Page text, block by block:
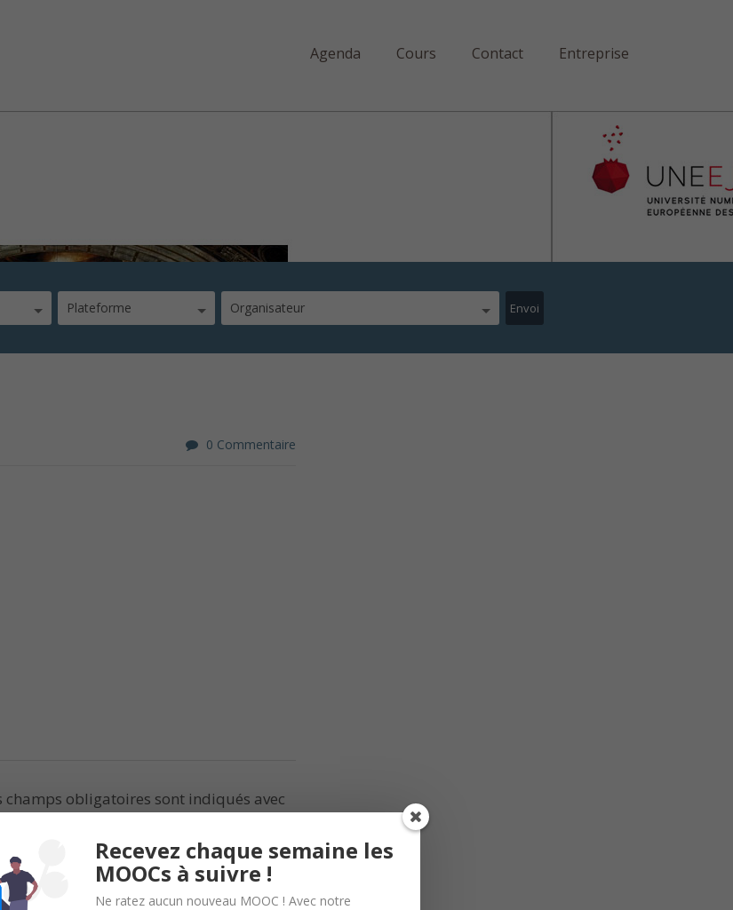
Agenda Cours Contact Entreprise
à l’époque romaine
Plateforme Organisateur
0 Commentaire
champs obligatoires sont indiqués avec
Recevez chaque semaine les
MOOCs à suivre !
Ne ratez aucun nouveau MOOC ! Avec notre